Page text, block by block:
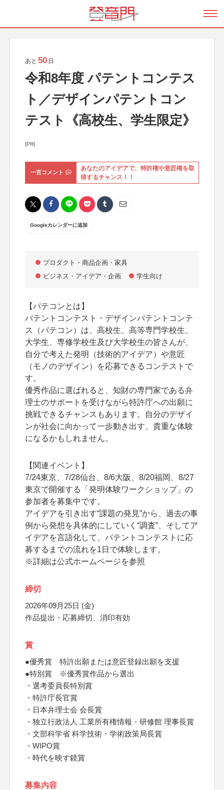
あと 50 日
令和8年度 パテントコンテス
ト／デザインパテントコン
テスト《高校生、学生限定》
[PR]
一言コメント
あなたのアイデアで、特許権や意匠権を取
得するチャンス！！
Googleカレンダーに追加
プロダクト・商品企画・家具
ビジネス・アイデア・企画
学生向け
【パテコンとは】
パテントコンテスト・デザインパテントコンテ
ス（パテコン）は、高校生、高等専門学校生、
大学生、専修学校生及び大学校生の皆さんが、
自分で考えた発明（技術的アイデア）や意匠
（モノのデザイン）を応募できるコンテストで
す。
優秀作品に選ばれると、知財の専門家である弁
理士のサポートを受けながら特許庁への出願に
挑戦できるチャンスもあります。自分のデザイ
ンが社会に向かって一歩動き出す、貴重な体験
になるかもしれません。
【関連イベント】
7/24東京、7/28仙台、8/6大阪、8/20福岡、8/27
東京で開催する「発明体験ワークショップ」の
参加者を募集中です。
アイデアを引き出す“課題の発見”から、過去の事
例から発想を具体的にしていく“調査”、そしてア
イデアを言語化して、パテントコンテストに応
募するまでの流れを1日で体験します。
※詳細は公式ホームページを参照
締切
2026年09月25日 (金)
作品提出・応募締切、消印有効
賞
●優秀賞 特許出願または意匠登録出願を支援
●特別賞 ※優秀賞作品から選出
・選考委員長特別賞
・特許庁長官賞
・日本弁理士会 会長賞
・独立行政法人 工業所有権情報・研修館 理事長賞
・文部科学省 科学技術・学術政策局長賞
・WIPO賞
・時代を映す鏡賞
募集内容